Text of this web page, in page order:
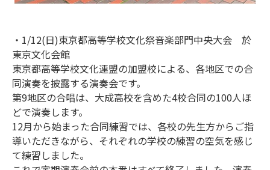
・1/12(日)東京都高等学校文化祭音楽部門中央大会 於
東京文化会館
東京都高等学校文化連盟の加盟校による、各地区での合
同演奏を披露する演奏会です。
第9地区の合唱は、大成高校を含めた4校合同の100人ほ
どで演奏します。
12月から始まった合同練習では、各校の先生方からご指
導いただきながら、それぞれの学校の練習の空気を感じ
て練習しました。